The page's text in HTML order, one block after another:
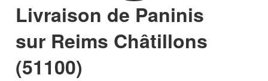
Livraison de Paninis
sur Reims Châtillons
(51100)